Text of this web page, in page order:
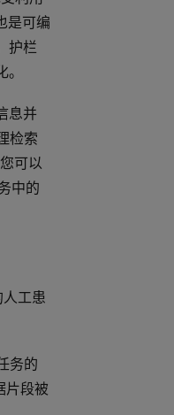
是可编
护栏
息并
检索
可以
中的
工患
务的
片段被